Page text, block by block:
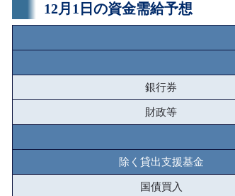
12月1日の資金需給予想
銀行券
財政等
除く貸出支援基金
国債買入